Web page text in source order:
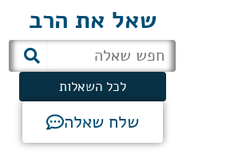
שאל את הרב
לכל השאלות
שלח שאלה